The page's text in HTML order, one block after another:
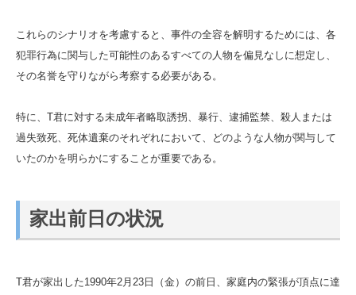
これらのシナリオを考慮すると、事件の全容を解明するためには、各
犯罪行為に関与した可能性のあるすべての人物を偏見なしに想定し、
その名誉を守りながら考察する必要がある。
特に、T君に対する未成年者略取誘拐、暴行、逮捕監禁、殺人または
過失致死、死体遺棄のそれぞれにおいて、どのような人物が関与して
いたのかを明らかにすることが重要である。
家出前日の状況
T君が家出した1990年2月23日（金）の前日、家庭内の緊張が頂点に達